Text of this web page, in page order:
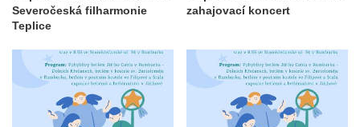
Severočeská filharmonie
Teplice
zahajovací koncert